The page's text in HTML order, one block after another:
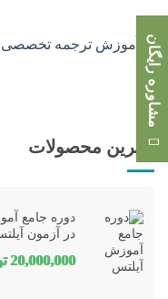
بهترین محصولات
دوره جامع
در آزمون
20,000,000
مشاوره رایگان